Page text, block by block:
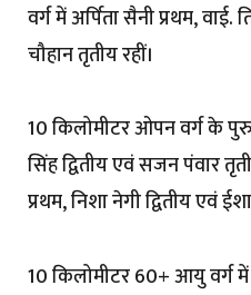
वर्ग में अर्पिता सैनी प्रथम, वाई.
चौहान तृतीय रहीं।
10 किलोमीटर ओपन वर्ग के
सिंह द्वितीय एवं सजन पंवार
प्रथम, निशा नेगी द्वितीय एवं
10 किलोमीटर 60+ आयु वर्ग में